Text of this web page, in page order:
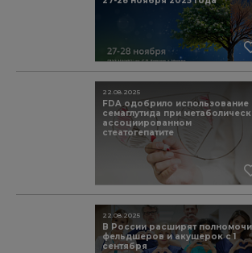
FDA одобрило использование
семаглутида при
ассоциированном
стеатогепатите
22.08.2025
В России расширят
фельдшеров и акушерок с 1
сентября
22.08.2025